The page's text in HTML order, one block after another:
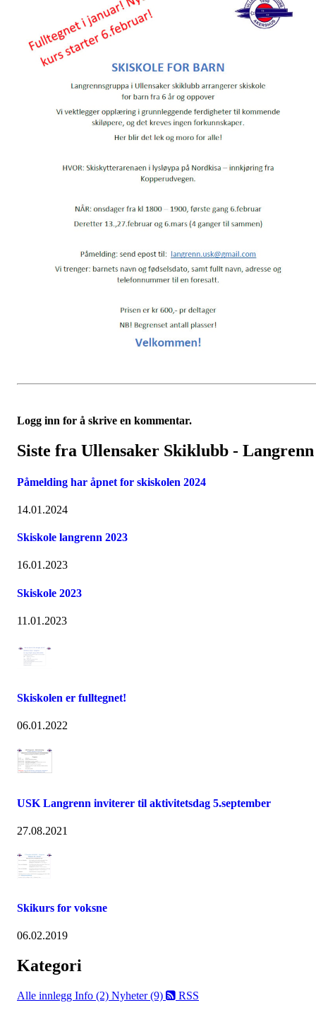
Logg inn for å skrive en kommentar.
Siste fra Ullensaker Skiklubb - Langrenn
Påmelding har åpnet for skiskolen 2024
14.01.2024
Skiskole langrenn 2023
16.01.2023
Skiskole 2023
11.01.2023
Skiskolen er fulltegnet!
06.01.2022
USK Langrenn inviterer til aktivitetsdag 5.september
27.08.2021
Skikurs for voksne
06.02.2019
Kategori
Alle innlegg Info (2) Nyheter (9) RSS